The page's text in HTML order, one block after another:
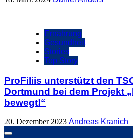
Ernährung
Gesundheit
Stories
Top Story
ProFiliis unterstützt den
Dortmund bei dem Projekt
bewegt!“
20. Dezember 2023 Andreas Kranich